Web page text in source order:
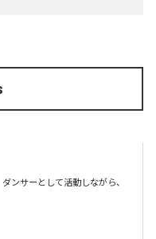
ンサーとして活動しながら、